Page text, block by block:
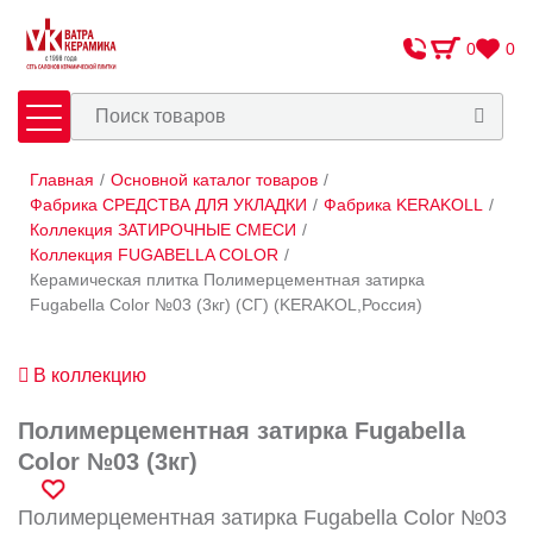
0 0
Плитка Сантехника
Оплата и доставка
Сотрудничество
Контакты
Адреса салонов
Главная / Основной каталог товаров /
Фабрика СРЕДСТВА ДЛЯ УКЛАДКИ / Фабрика KERAKOLL
/
Коллекция ЗАТИРОЧНЫЕ СМЕСИ /
Коллекция FUGABELLA COLOR /
Керамическая плитка Полимерцементная затирка
Fugabella Color №03 (3кг) (СГ) (KERAKOL,Россия)
В коллекцию
Полимерцементная затирка Fugabella
Color №03 (3кг)
Полимерцементная затирка Fugabella Color №03